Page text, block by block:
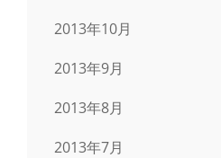
2013年10月
2013年9月
2013年8月
2013年7月